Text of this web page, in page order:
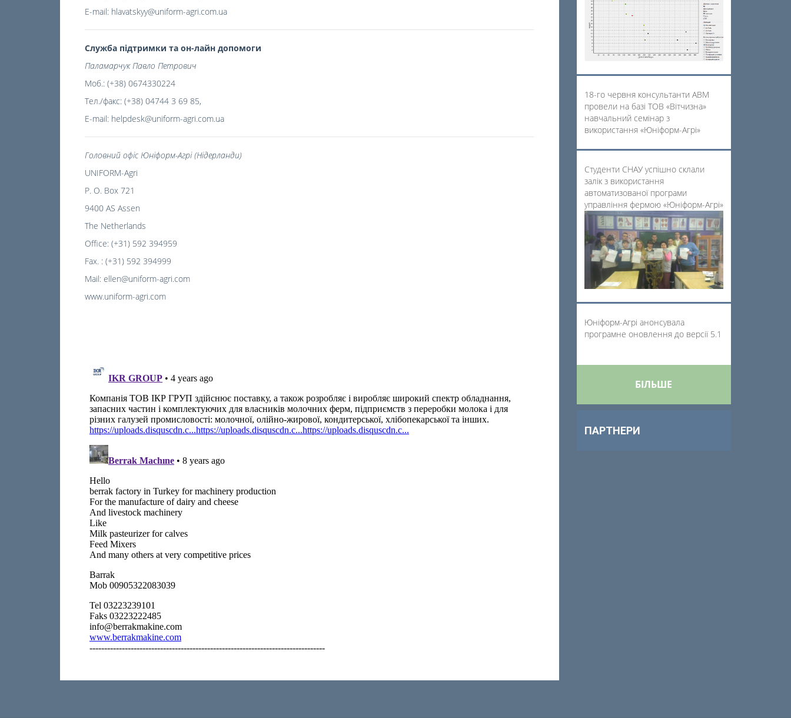
E-mail: hlavatskyy@uniform-agri.com.ua
Служба підтримки та он-лайн допомоги
Паламарчук Павло Петрович
Моб.: (+38) 0674330224
Тел./факс: (+38) 04744 3 69 85,
E-mail: helpdesk@uniform-agri.com.ua
Головний офіс Юніформ-Агрі (Нідерланди)
UNIFORM-Agri
P. O. Box 721
9400 AS Assen
The Netherlands
Office: (+31) 592 394959
Fax. : (+31) 592 394999
Mail: ellen@uniform-agri.com
www.uniform-agri.com
18-го червня консультанти АВМ
провели на базі ТОВ «Вітчизна»
навчальний семінар з
використання «Юніформ-Агрі»
Студенти СНАУ успішно склали
залік з використання
автоматизованої програми
управління фермою «Юніформ-Агрі»
Юніформ-Агрі анонсувала
програмне оновлення до версії 5.1
БІЛЬШЕ
ПАРТНЕРИ